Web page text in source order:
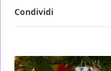
Condividi